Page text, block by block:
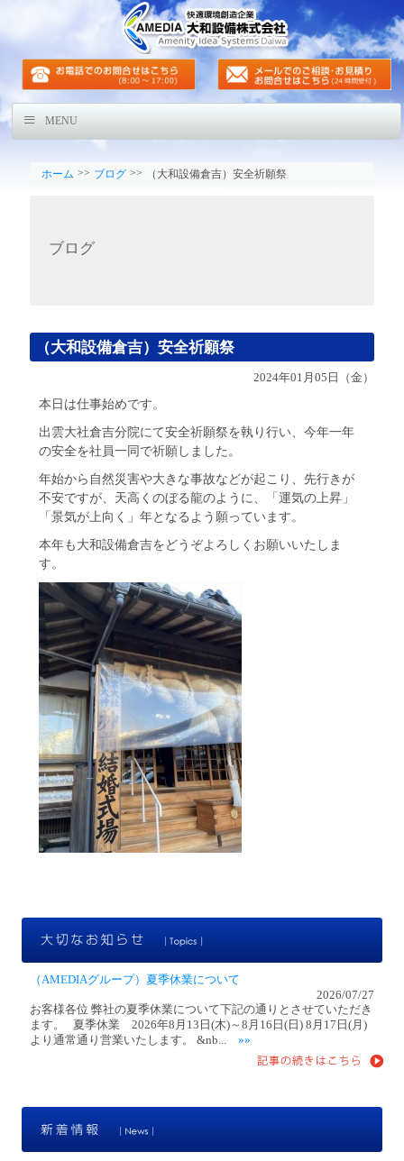
MENU
ホーム >> ブログ >> （大和設備倉吉）安全祈願祭
ブログ
（大和設備倉吉）安全祈願祭
2024年01月05日（金）
本日は仕事始めです。
出雲大社倉吉分院にて安全祈願祭を執り行い、今年一年
の安全を社員一同で祈願しました。
年始から自然災害や大きな事故などが起こり、先行きが
不安ですが、天高くのぼる龍のように、「運気の上昇」
「景気が上向く」年となるよう願っています。
本年も大和設備倉吉をどうぞよろしくお願いいたしま
す。
（AMEDIAグループ）夏季休業について
2026/07/27
お客様各位 弊社の夏季休業について下記の通りとさせていただき
ます。 夏季休業 2026年8月13日(木)～8月16日(日) 8月17日(月)
より通常通り営業いたします。 &nb...»»